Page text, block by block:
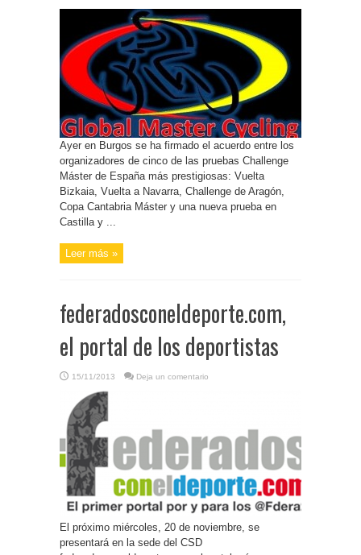
Ayer en Burgos se ha firmado el acuerdo entre los
organizadores de cinco de las pruebas Challenge
Máster de España más prestigiosas: Vuelta
Bizkaia, Vuelta a Navarra, Challenge de Aragón,
Copa Cantabria Máster y una nueva prueba en
Castilla y ...
Leer más »
federadosconeldeporte.com,
el portal de los deportistas
15/11/2013 Deja un comentario
El próximo miércoles, 20 de noviembre, se
presentará en la sede del CSD